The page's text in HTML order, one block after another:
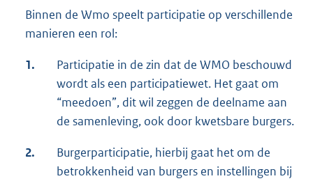
Binnen de Wmo speelt participatie op verschillende
manieren een rol:
1.
Participatie in de zin dat de WMO beschouwd
wordt als een participatiewet. Het gaat om
“meedoen”, dit wil zeggen de deelname aan
de samenleving, ook door kwetsbare burgers.
2.
Burgerparticipatie, hierbij gaat het om de
betrokkenheid van burgers en instellingen bij